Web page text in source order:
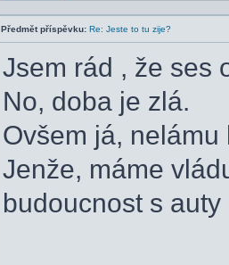
Předmět příspěvku: Re: Jeste to tu zije?
Jsem rád , že ses
No, doba je zlá.
Ovšem já,
Jenže, máme
budoucnost s